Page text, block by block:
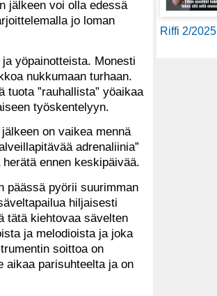
jälkeen voi olla edessä
jo loman
yöpainotteista. Monesti
nukkumaan turhaan.
”rauhallista” yöaikaa
työskentelyyn.
on vaikea mennä
adrenaliinia”
ennen keskipäivää.
päässä pyörii suurimman
hiljaisesti
tätä kiehtovaa sävelten
ja melodioista ja joka
soittoa on
aikaa parisuhteelta ja on
Riffi 2/2025